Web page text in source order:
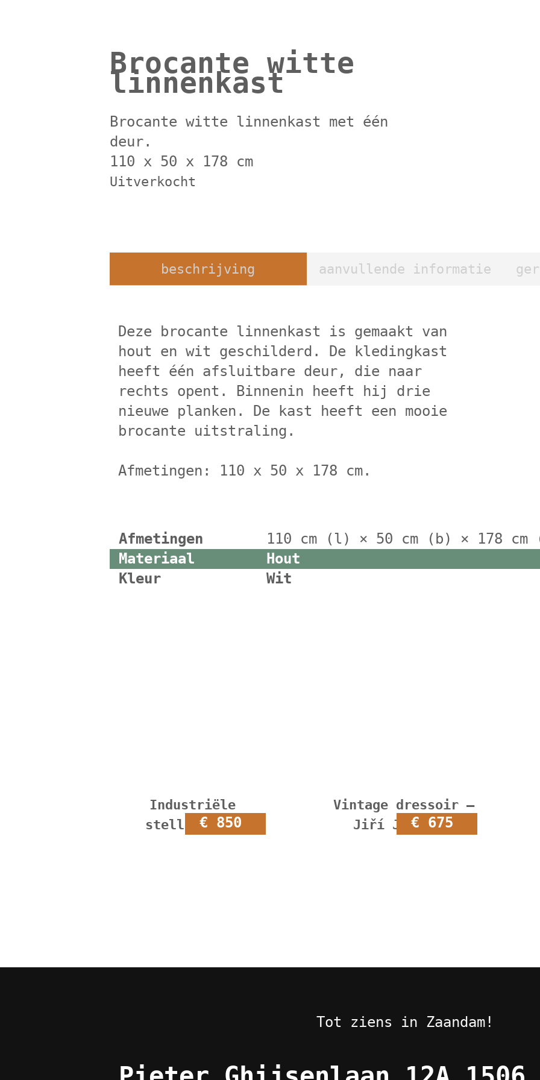
Brocante witte
linnenkast
Brocante witte linnenkast met één
deur.
110 x 50 x 178 cm
Uitverkocht
beschrijving aanvullende informatie
Deze brocante linnenkast is gemaakt van
hout en wit geschilderd. De kledingkast
heeft één afsluitbare deur, die naar
rechts opent. Binnenin heeft hij drie
nieuwe planken. De kast heeft een mooie
brocante uitstraling.
Afmetingen: 110 x 50 x 178 cm.
Afmetingen
110 cm (l) × 50 cm (b) × 178 cm
Materiaal
Hout
Kleur
Wit
Industriële
stellingkast
€ 850
Vintage dressoir –
Jiří Jiroutek
€ 675
Tot ziens in Zaandam!